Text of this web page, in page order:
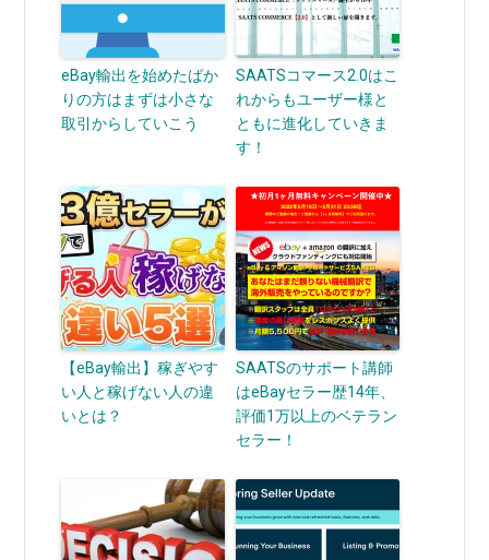
eBay輸出を始めたばか
りの方はまずは小さな
取引からしていこう
SAATSコマース2.0はこ
れからもユーザー様と
ともに進化していきま
す！
【eBay輸出】稼ぎやす
い人と稼げない人の違
いとは？
SAATSのサポート講師
はeBayセラー歴14年、
評価1万以上のベテラン
セラー！